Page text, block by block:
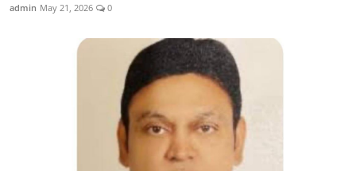
admin May 21, 2026 0